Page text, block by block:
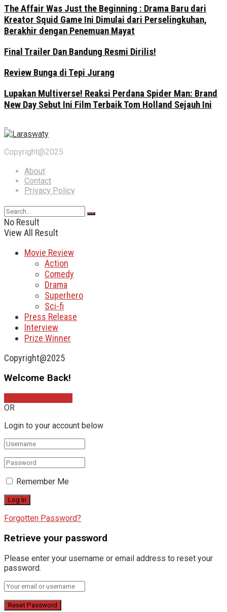
The Affair Was Just the Beginning : Drama Baru dari
Kreator Squid Game Ini Dimulai dari Perselingkuhan,
Berakhir dengan Penemuan Mayat
Final Trailer Dan Bandung Resmi Dirilis!
Review Bunga di Tepi Jurang
Lupakan Multiverse! Reaksi Perdana Spider Man: Brand
New Day Sebut Ini Film Terbaik Tom Holland Sejauh Ini
Copyright@2025
About
Contact
Privacy Policy
No Result
View All Result
Movie Review
Action
Comedy
Drama
Superhero
Sci-fi
Press Release
Interview
Prize Winner
Copyright@2025
Welcome Back!
OR
Login to your account below
Remember Me
Forgotten Password?
Retrieve your password
Please enter your username or email address to reset your
password.